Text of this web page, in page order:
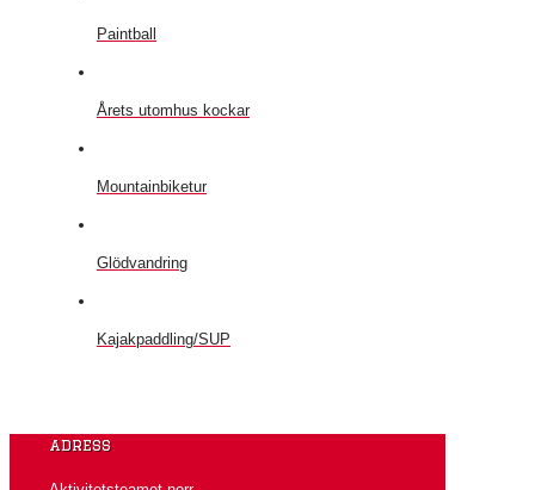
Paintball
Årets utomhus kockar
Mountainbiketur
Glödvandring
Kajakpaddling/SUP
adress